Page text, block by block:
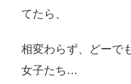
てたら、
相変わらず、どーで
女子たち…